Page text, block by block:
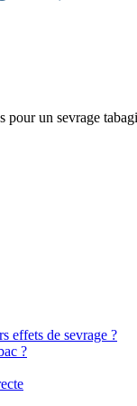
pour un sevrage
effets de sevrage ?
?